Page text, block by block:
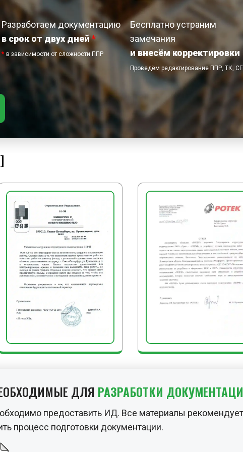
пилой по разметке,
влажной тряпкой. По
выступившего из
ЗАКЛЮЧИТЕЛЬНЫЕ
По окончании каменных
инструмент и
на хранение, снимают
сигнальное ограждение.
Разработаем документацию
в срок от двух дней*
* в зависимости от сложности ППР
Бесплатно устраним
замечания
и внесём корректировки
Проведём редактирование ППР, ТК,
ДЛЯ РАЗРАБОТКИ
предоставить ИД. Все материалы
процесс подготовки документации.